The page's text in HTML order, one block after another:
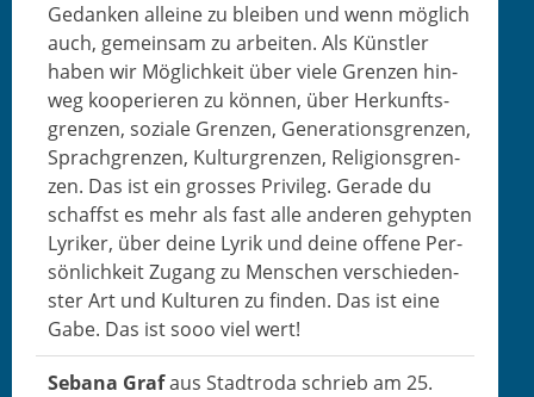
Gedanken alleine zu bleiben und wenn möglich
auch, gemein­sam zu arbeit­en. Als Kün­stler
haben wir Möglichkeit über viele Gren­zen hin­
weg kooperieren zu kön­nen, über Herkun­fts­
gren­zen, soziale Gren­zen, Gen­er­a­tions­gren­zen,
Sprach­gren­zen, Kul­tur­gren­zen, Reli­gion­s­gren­
zen. Das ist ein gross­es Priv­i­leg. Ger­ade du
schaffst es mehr als fast alle anderen gehypten
Lyrik­er, über deine Lyrik und deine offene Per­
sön­lichkeit Zugang zu Men­schen ver­schieden­
ster Art und Kul­turen zu find­en. Das ist eine
Gabe. Das ist sooo viel wert!
Sebana Grafaus Stadtroda schrieb am 25.